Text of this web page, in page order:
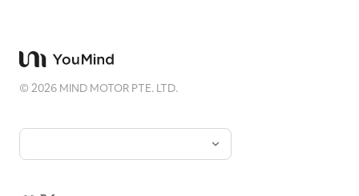
©2026 MIND MOTOR PTE. LTD.